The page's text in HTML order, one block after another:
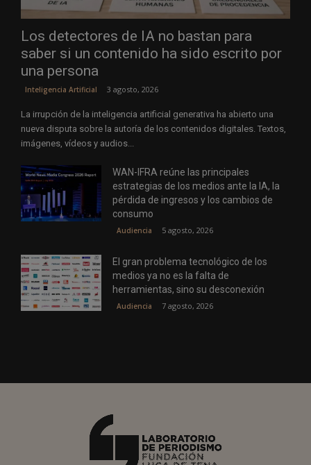
Los detectores de IA no bastan para
saber si un contenido ha sido escrito por
una persona
Inteligencia Artificial 3 agosto, 2026
La irrupción de la inteligencia artificial generativa ha abierto una
nueva disputa sobre la autoría de los contenidos digitales. Textos,
imágenes, vídeos y audios...
WAN-IFRA reúne las principales
estrategias de los medios ante la IA, la
pérdida de ingresos y los cambios de
consumo
Audiencia 5 agosto, 2026
El gran problema tecnológico de los
medios ya no es la falta de
herramientas, sino su desconexión
Audiencia 7 agosto, 2026